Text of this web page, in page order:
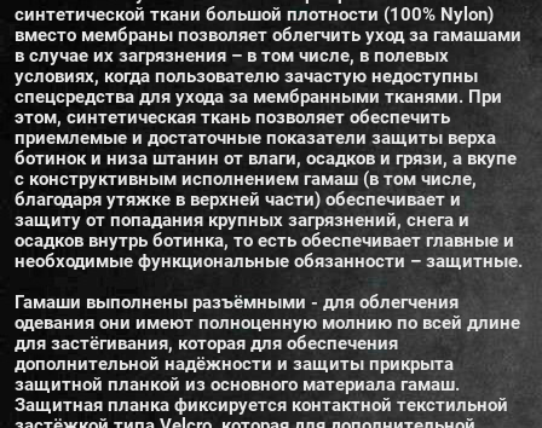
синтетической ткани большой плотности (100% Nylon)
вместо мембраны позволяет облегчить уход за гамашами
в случае их загрязнения – в том числе, в полевых
условиях, когда пользователю зачастую недоступны
спецсредства для ухода за мембранными тканями. При
этом, синтетическая ткань позволяет обеспечить
приемлемые и достаточные показатели защиты верха
ботинок и низа штанин от влаги, осадков и грязи, а вкупе
с конструктивным исполнением гамаш (в том числе,
благодаря утяжке в верхней части) обеспечивает и
защиту от попадания крупных загрязнений, снега и
осадков внутрь ботинка, то есть обеспечивает главные и
необходимые функциональные обязанности – защитные.
Гамаши выполнены разъёмными - для облегчения
одевания они имеют полноценную молнию по всей длине
для застёгивания, которая для обеспечения
дополнительной надёжности и защиты прикрыта
защитной планкой из основного материала гамаш.
Защитная планка фиксируется контактной текстильной